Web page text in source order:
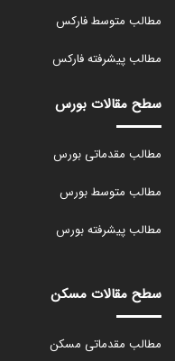
مطالب متوسط فارکس
مطالب پیشرفته فارکس
سطح مقالات بورس
مطالب مقدماتی بورس
مطالب متوسط بورس
مطالب پیشرفته بورس
سطح مقالات مسکن
مطالب مقدماتی مسکن